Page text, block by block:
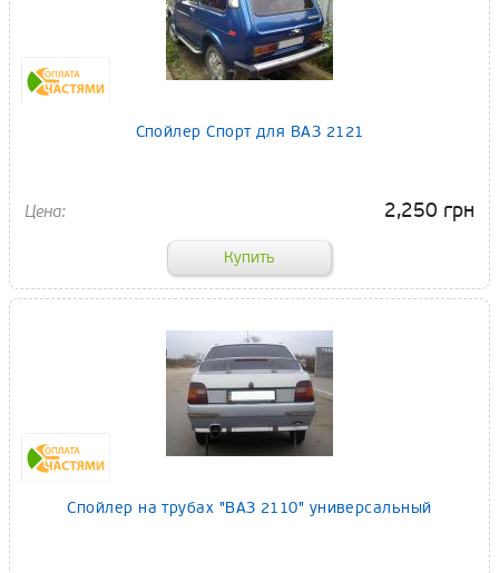
Спойлер Спорт для ВАЗ 2121
2,250 грн
Спойлер на трубах "ВАЗ 2110" универсальный